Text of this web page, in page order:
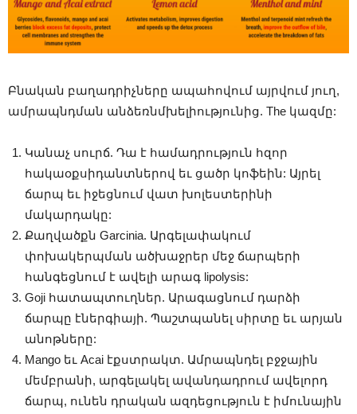
Բնական բաղադրիչները ապահովում այրվում յուղ,
ամրապնդման անձեռնմխելիությունից. The կազմը:
Կանաչ սուրճ. Դա է համադրություն հզոր
հակաօքսիդանտներով եւ ցածր կոֆեին: Այրել
ճարպ եւ իջեցնում վատ խոլեստերինի
մակարդակը:
Քաղվածքն Garcinia. Արգելափակում
փոխակերպման ածխաջրեր մեջ ճարպերի
հանգեցնում է ավելի արագ lipolysis:
Goji հատապտուղներ. Արագացնում դարձի
ճարպը էներգիայի. Պաշտպանել սիրտը եւ արյան
անոթները:
Mango եւ Acai էքստրակտ. Ամրապնդել բջջային
մեմբրանի, արգելակել ավանդադրում ավելորդ
ճարպ, ունեն դրական ազդեցություն է իմունային